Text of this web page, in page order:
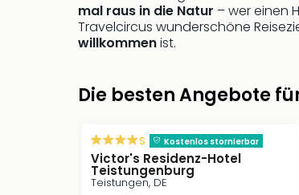
mal raus in die Natur – wer einen
Travelcircus wunderschöne
willkommenist.
Die besten Angebote
s Kostenlos stornierbar
Victor's Residenz-Hotel
Teistungenburg
Teistungen, DE